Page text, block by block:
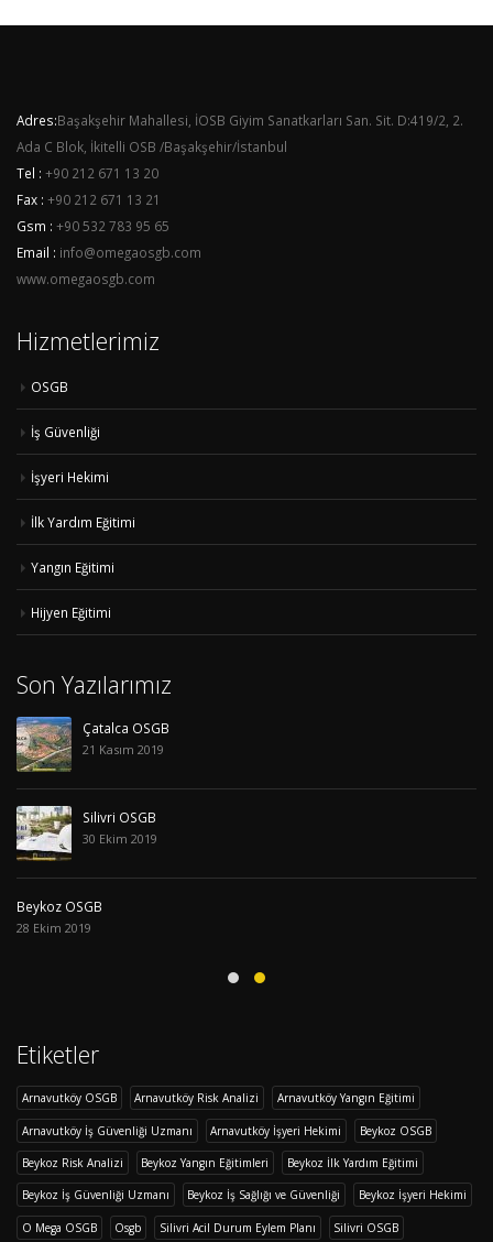
Adres:Başakşehir Mahallesi, İOSB Giyim Sanatkarları San. Sit. D:419/2, 2.
Ada C Blok, İkitelli OSB /Başakşehir/İstanbul
Tel : +90 212 671 13 20
Fax : +90 212 671 13 21
Gsm : +90 532 783 95 65
Email : info@omegaosgb.com
www.omegaosgb.com
Hizmetlerimiz
OSGB
İş Güvenliği
İşyeri Hekimi
İlk Yardım Eğitimi
Yangın Eğitimi
Hijyen Eğitimi
Son Yazılarımız
Çatalca OSGB
21 Kasım 2019
Silivri OSGB
30 Ekim 2019
Beykoz OSGB
28 Ekim 2019
Etiketler
Arnavutköy OSGB Arnavutköy Risk Analizi Arnavutköy Yangın Eğitimi
Arnavutköy İş Güvenliği Uzmanı Arnavutköy İşyeri Hekimi Beykoz OSGB
Beykoz Risk Analizi Beykoz Yangın Eğitimleri Beykoz İlk Yardım Eğitimi
Beykoz İş Güvenliği Uzmanı Beykoz İş Sağlığı ve Güvenliği Beykoz İşyeri Hekimi
O Mega OSGB Osgb Silivri Acil Durum Eylem Planı Silivri OSGB